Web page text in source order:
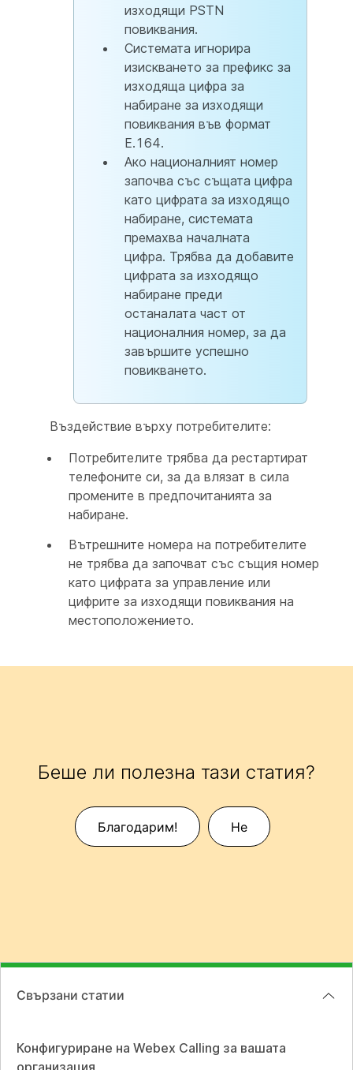
изходящи PSTN
повиквания.
Системата игнорира
изискването за префикс за
изходяща цифра за
набиране за изходящи
повиквания във формат
E.164.
Ако националният номер
започва със същата цифра
като цифрата за изходящо
набиране, системата
премахва началната
цифра. Трябва да добавите
цифрата за изходящо
набиране преди
останалата част от
националния номер, за да
завършите успешно
повикването.
Въздействие върху потребителите:
Потребителите трябва да рестартират
телефоните си, за да влязат в сила
промените в предпочитанията за
набиране.
Вътрешните номера на потребителите
не трябва да започват със същия номер
като цифрата за управление или
цифрите за изходящи повиквания на
местоположението.
Беше ли полезна тази статия?
Благодарим! Не
Свързани статии
Конфигуриране на Webex Calling за вашата
организация